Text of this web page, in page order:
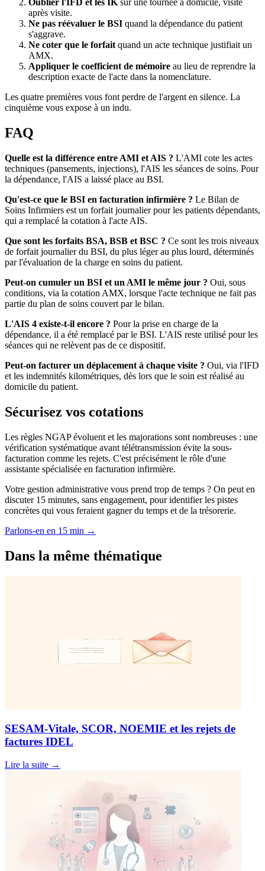
Oublier l'IFD et les IK sur une tournée à domicile, visite
après visite.
Ne pas réévaluer le BSI quand la dépendance du patient
s'aggrave.
Ne coter que le forfait quand un acte technique justifiait un
AMX.
Appliquer le coefficient de mémoire au lieu de reprendre la
description exacte de l'acte dans la nomenclature.
Les quatre premières vous font perdre de l'argent en silence. La
cinquième vous expose à un indu.
FAQ
Quelle est la différence entre AMI et AIS ? L'AMI cote les actes
techniques (pansements, injections), l'AIS les séances de soins. Pour
la dépendance, l'AIS a laissé place au BSI.
Qu'est-ce que le BSI en facturation infirmière ? Le Bilan de
Soins Infirmiers est un forfait journalier pour les patients dépendants,
qui a remplacé la cotation à l'acte AIS.
Que sont les forfaits BSA, BSB et BSC ? Ce sont les trois niveaux
de forfait journalier du BSI, du plus léger au plus lourd, déterminés
par l'évaluation de la charge en soins du patient.
Peut-on cumuler un BSI et un AMI le même jour ? Oui, sous
conditions, via la cotation AMX, lorsque l'acte technique ne fait pas
partie du plan de soins couvert par le bilan.
L'AIS 4 existe-t-il encore ? Pour la prise en charge de la
dépendance, il a été remplacé par le BSI. L'AIS reste utilisé pour les
séances qui ne relèvent pas de ce dispositif.
Peut-on facturer un déplacement à chaque visite ? Oui, via l'IFD
et les indemnités kilométriques, dès lors que le soin est réalisé au
domicile du patient.
Sécurisez vos cotations
Les règles NGAP évoluent et les majorations sont nombreuses : une
vérification systématique avant télétransmission évite la sous-
facturation comme les rejets. C'est précisément le rôle d'une
assistante spécialisée en facturation infirmière.
Votre gestion administrative vous prend trop de temps ? On peut en
discuter 15 minutes, sans engagement, pour identifier les pistes
concrètes qui vous feraient gagner du temps et de la trésorerie.
Parlons-en en 15 min →
Dans la même thématique
SESAM-Vitale, SCOR, NOEMIE et les rejets de
factures IDEL
Lire la suite →